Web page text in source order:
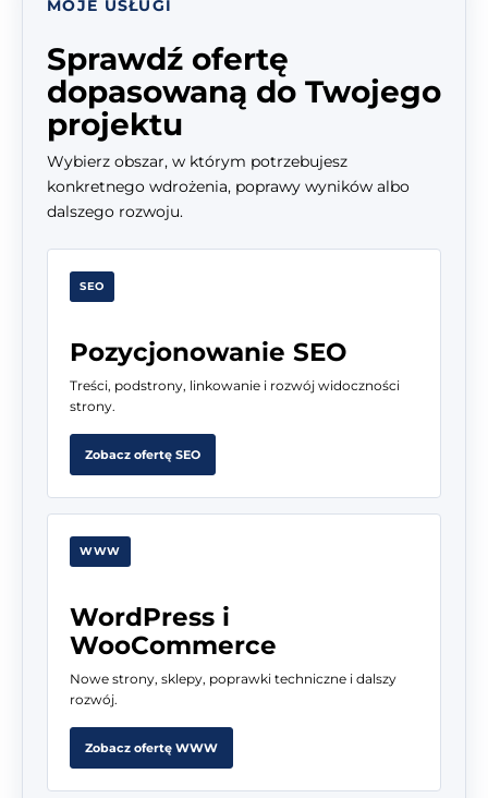
MOJE USŁUGI
Sprawdź ofertę
dopasowaną do Twojego
projektu
Wybierz obszar, w którym potrzebujesz
konkretnego wdrożenia, poprawy wyników albo
dalszego rozwoju.
SEO
Pozycjonowanie SEO
Treści, podstrony, linkowanie i rozwój widoczności
strony.
Zobacz ofertę SEO
WWW
WordPress i
WooCommerce
Nowe strony, sklepy, poprawki techniczne i dalszy
rozwój.
Zobacz ofertę WWW